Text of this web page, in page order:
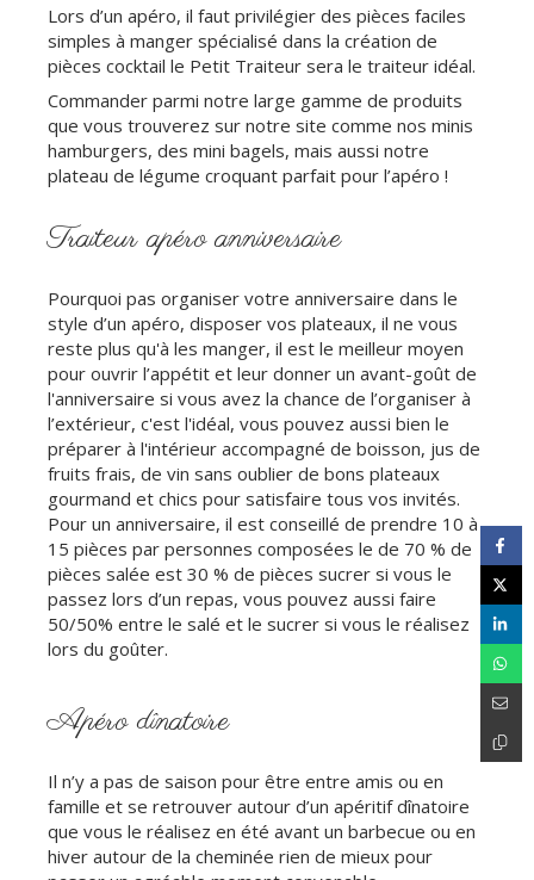
Lors d’un apéro, il faut privilégier des pièces faciles
simples à manger spécialisé dans la création de
pièces cocktail le Petit Traiteur sera le traiteur idéal.
Commander parmi notre large gamme de produits
que vous trouverez sur notre site comme nos minis
hamburgers, des mini bagels, mais aussi notre
plateau de légume croquant parfait pour l’apéro !
Traiteur apéro anniversaire
Pourquoi pas organiser votre anniversaire dans le
style d’un apéro, disposer vos plateaux, il ne vous
reste plus qu'à les manger, il est le meilleur moyen
pour ouvrir l’appétit et leur donner un avant-goût de
l'anniversaire si vous avez la chance de l’organiser à
l’extérieur, c'est l'idéal, vous pouvez aussi bien le
préparer à l'intérieur accompagné de boisson, jus de
fruits frais, de vin sans oublier de bons plateaux
gourmand et chics pour satisfaire tous vos invités.
Pour un anniversaire, il est conseillé de prendre 10 à
15 pièces par personnes composées le de 70 % de
pièces salée est 30 % de pièces sucrer si vous le
passez lors d’un repas, vous pouvez aussi faire
50/50% entre le salé et le sucrer si vous le réalisez
lors du goûter.
Apéro dînatoire
Il n’y a pas de saison pour être entre amis ou en
famille et se retrouver autour d’un apéritif dînatoire
que vous le réalisez en été avant un barbecue ou en
hiver autour de la cheminée rien de mieux pour